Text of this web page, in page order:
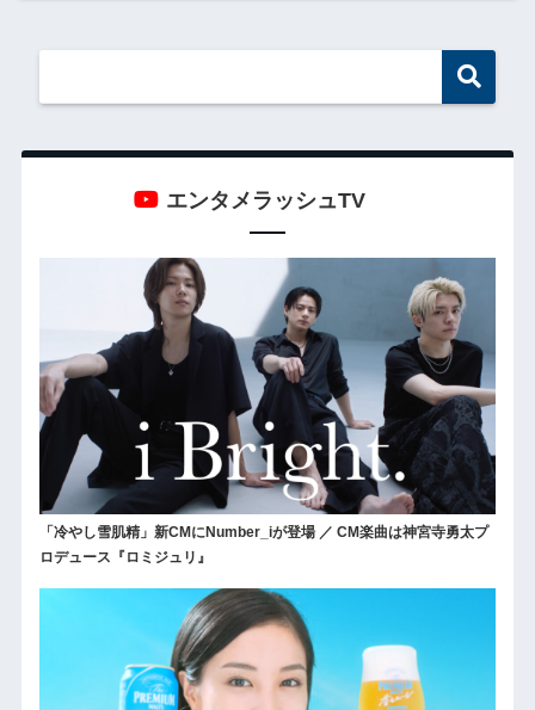
エンタメラッシュTV
「冷やし雪肌精」新CMにNumber_iが登場 ／ CM楽曲は神宮寺勇太プ
ロデュース『ロミジュリ』